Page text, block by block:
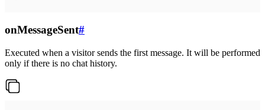
onMessageSent#
Executed when a visitor sends the first message. It will be performed
only if there is no chat history.